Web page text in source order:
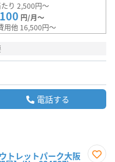
り 2,500円～
円/月～
用他 16,500円～
電話する
トレットパーク大阪